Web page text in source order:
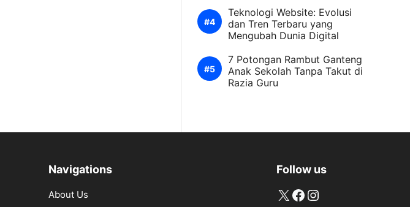
Teknologi Website: Evolusi
dan Tren Terbaru yang
Mengubah Dunia Digital
7 Potongan Rambut Ganteng
Anak Sekolah Tanpa Takut di
Razia Guru
Navigations
About Us
Follow us
X Facebook
Instagram